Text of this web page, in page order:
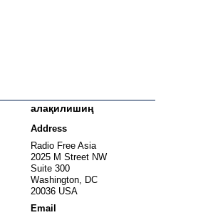
алақилишиң
Address
Radio Free Asia
2025 M Street NW
Suite 300
Washington, DC
20036 USA
Email